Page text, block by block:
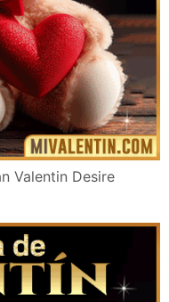
Valentin Desire